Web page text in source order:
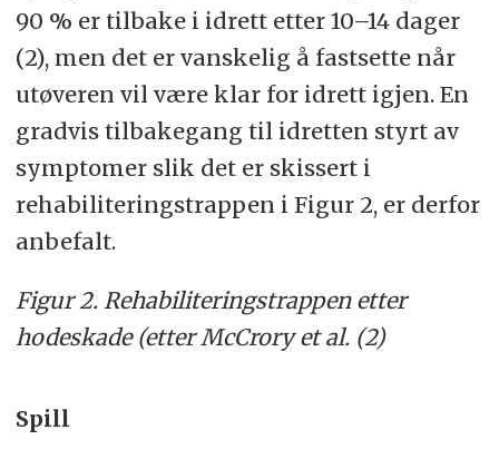
90 % er tilbake i idrett etter 10–14 dager
(2), men det er vanskelig å fastsette når
utøveren vil være klar for idrett igjen. En
gradvis tilbakegang til idretten styrt av
symptomer slik det er skissert i
rehabiliteringstrappen i Figur 2, er derfor
anbefalt.
Figur 2. Rehabiliteringstrappen etter
hodeskade (etter McCrory et al. (2)
Spill